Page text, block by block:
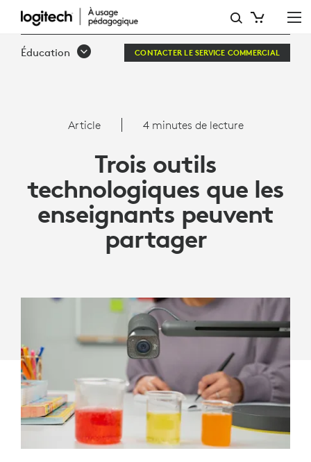
LES
OUTILS
ENSEIGNANTS
PEUVENT
PARTAGER
LOGITECH
L'ENSEIGNEMENT
Éducation CONTACTER LE SERVICE COMMERCIAL
Article 4 minutes de lecture
Trois outils
technologiques que les
enseignants peuvent
partager